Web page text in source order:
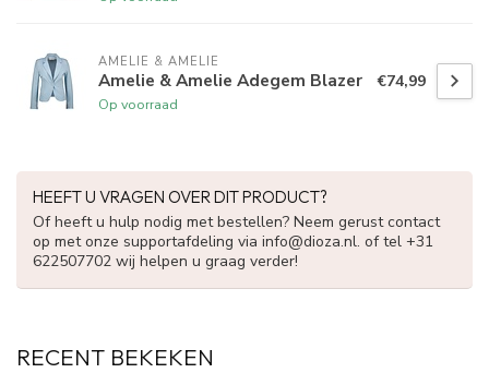
AMELIE & AMELIE
Amelie & Amelie Adegem Blazer
Op voorraad
€74,99
HEEFT U VRAGEN OVER DIT PRODUCT?
Of heeft u hulp nodig met bestellen? Neem gerust contact
op met onze supportafdeling via info@dioza.nl. of tel +31
622507702 wij helpen u graag verder!
RECENT BEKEKEN